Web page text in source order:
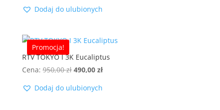
wynosiła:wynosi:
Dodaj do ulubionych
Promocja!
RTV TOKYO I 3K Eucaliptus
Cena: 950,00zł Pierwotna
wynosiła:
490,00 złAktualna
wynosi:
Dodaj do ulubionych